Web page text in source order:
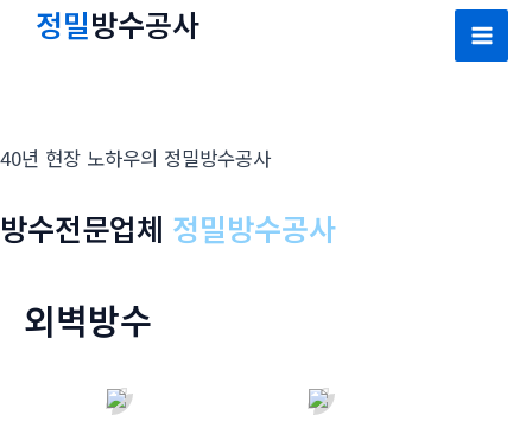
너
기
정밀방수공사
Main
40년 현장 노하우의 정밀방수공사
방수전문업체 정밀방수공사
외벽방수